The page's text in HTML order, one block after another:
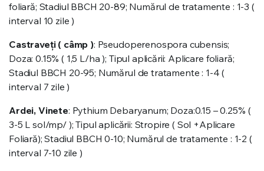
foliară; Stadiul BBCH 20-89; Numărul de tratamente : 1-3 (
interval 10 zile )
Castraveți ( câmp ): Pseudoperenospora cubensis;
Doza: 0.15% ( 1,5 L/ha ); Tipul aplicării: Aplicare foliară;
Stadiul BBCH 20-95; Numărul de tratamente : 1-4 (
interval 7 zile )
Ardei, Vinete: Pythium Debaryanum; Doza:0.15 – 0.25% (
3-5 L sol/mp/ ); Tipul aplicării: Stropire ( Sol +Aplicare
Foliară); Stadiul BBCH 0-10; Numărul de tratamente : 1-2 (
interval 7-10 zile )